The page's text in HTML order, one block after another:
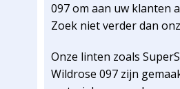
097 om aan uw klanten
Zoek niet verder dan
Onze linten zoals
Wildrose 097 zijn